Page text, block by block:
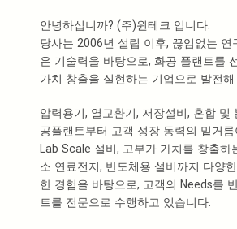
안녕하십니까? (주)윈테크 입니다.
당사는 2006년 설립 이후, 끊임없는 연
은 기술력을 바탕으로, 화공 플랜트를
가치 창출을 실현하는 기업으로 발전해
압력용기, 열교환기, 저장설비, 혼합 및
공플랜트부터 고객 성장 동력의 밑거
Lab Scale 설비, 고부가 가치를 창출하
소 연료전지, 반도체용 설비까지 다양
한 경험을 바탕으로, 고객의 Needs를
트를 전문으로 수행하고 있습니다.